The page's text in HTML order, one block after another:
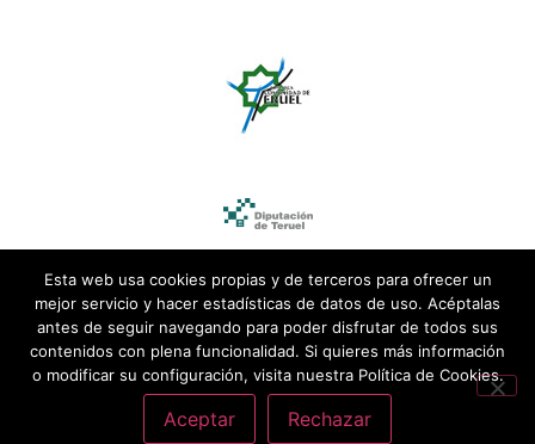
Esta web usa cookies propias y de terceros para ofrecer un
mejor servicio y hacer estadísticas de datos de uso. Acéptalas
antes de seguir navegando para poder disfrutar de todos sus
contenidos con plena funcionalidad. Si quieres más información
o modificar su configuración, visita nuestra Política de Cookies.
Aceptar Rechazar